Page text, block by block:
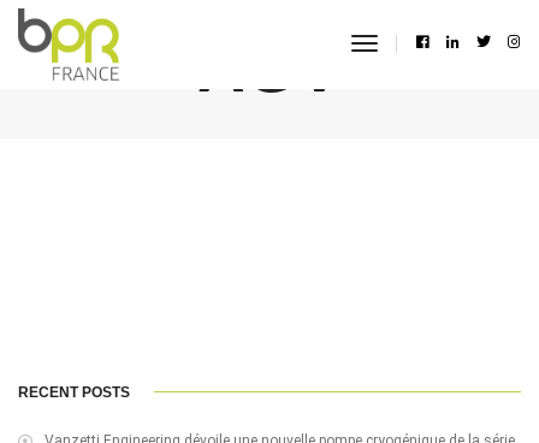
toggle
AGV
RECENT POSTS